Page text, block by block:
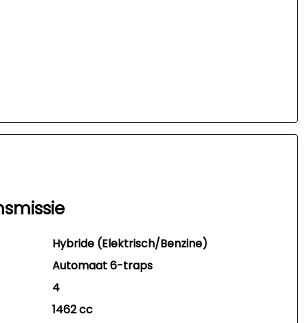
Hybride (Elektrisch/Benzine)
Automaat 6-traps
4
1462 cc